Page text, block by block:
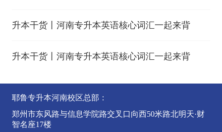
升本干货丨河南专升本英语核心词汇一起来背
升本干货丨河南专升本英语核心词汇一起来背
耶鲁专升本河南校区总部：
郑州市东风路与信息学院路交叉口向西50米路北明天·财
智名座17楼